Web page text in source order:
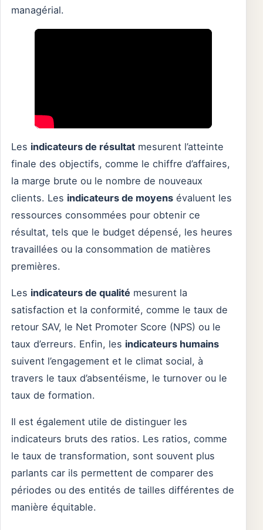
managérial.
Les indicateurs de résultat mesurent l’atteinte
finale des objectifs, comme le chiffre d’affaires,
la marge brute ou le nombre de nouveaux
clients. Les indicateurs de moyens évaluent les
ressources consommées pour obtenir ce
résultat, tels que le budget dépensé, les heures
travaillées ou la consommation de matières
premières.
Les indicateurs de qualité mesurent la
satisfaction et la conformité, comme le taux de
retour SAV, le Net Promoter Score (NPS) ou le
taux d’erreurs. Enfin, les indicateurs humains
suivent l’engagement et le climat social, à
travers le taux d’absentéisme, le turnover ou le
taux de formation.
Il est également utile de distinguer les
indicateurs bruts des ratios. Les ratios, comme
le taux de transformation, sont souvent plus
parlants car ils permettent de comparer des
périodes ou des entités de tailles différentes de
manière équitable.